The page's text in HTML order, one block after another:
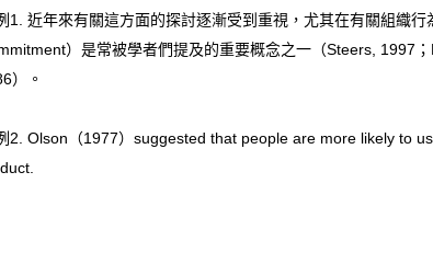
近年來有關這方面的探討逐漸受到重視，尤其在有關組織
）是常被學者們提及的重要概念之一（Steers,
）。
Olson（1977）suggested that people are more likely to